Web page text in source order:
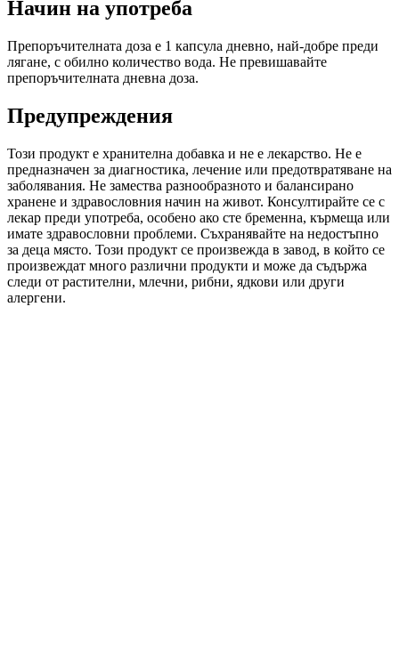
Начин на употреба
Препоръчителната доза е 1 капсула дневно, най-добре преди
лягане, с обилно количество вода. Не превишавайте
препоръчителната дневна доза.
Предупреждения
Този продукт е хранителна добавка и не е лекарство. Не е
предназначен за диагностика, лечение или предотвратяване на
заболявания. Не замества разнообразното и балансирано
хранене и здравословния начин на живот. Консултирайте се с
лекар преди употреба, особено ако сте бременна, кърмеща или
имате здравословни проблеми. Съхранявайте на недостъпно
за деца място. Този продукт се произвежда в завод, в който се
произвеждат много различни продукти и може да съдържа
следи от растителни, млечни, рибни, ядкови или други
алергени.